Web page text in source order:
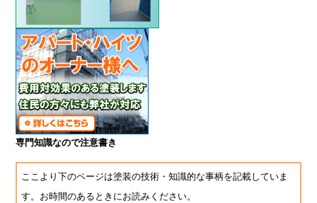
専門知識なので注意書き
ここより下のページは塗装の技術・知識的な事柄を記載していま
す。お時間のあるときにお読みください。